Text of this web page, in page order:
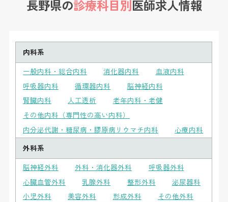
長野県の診療科目別医師求人情報
内科系
一般内科・総合内科
消化器内科
血液内科
呼吸器内科
循環器内科
脳神経内科
腎臓内科
人工透析
老年内科・老健
その他内科（専門性の高い内科）
内分泌代謝・糖尿病・膠原病リウマチ内科
心療内科
外科系
脳神経外科
外科・消化器外科
呼吸器外科
心臓血管外科
乳腺外科 整形外科
泌尿器科
小児外科
美容外科 形成外科
その他外科